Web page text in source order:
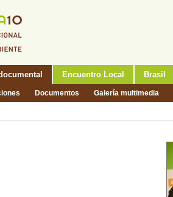
Encuentro Local Brasil
Documentos Galería multimedia